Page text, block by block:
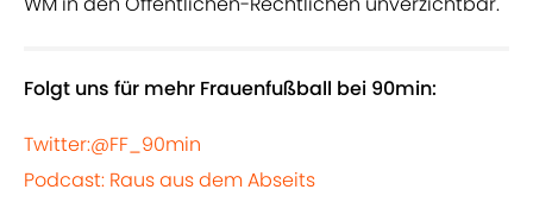
Folgt uns für mehr Frauenfußball bei 90min:
Twitter:@FF_90min
Podcast: Raus aus dem Abseits